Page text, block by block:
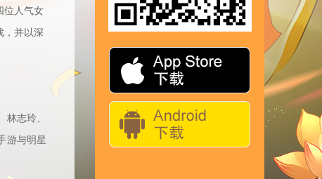
位人气女
，并以深
志玲、
游与明星